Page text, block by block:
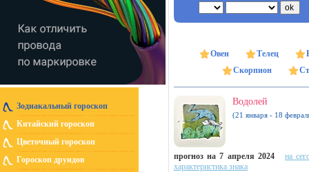
Зодиакальный гороскоп
Китайский гороскоп
Цветочный гороскоп
Гороскоп друидов
Овен Телец
Скорпион
Водолей
(21 января - 18
прогноз на 7 апреля 2024
на
характеристика знака